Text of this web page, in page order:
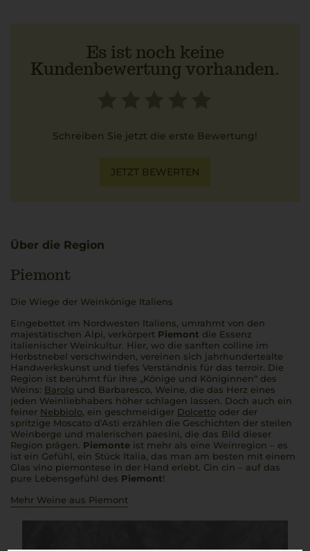
Es ist noch keine
Kundenbewertung vorhanden.
Schreiben Sie jetzt die erste Bewertung!
JETZT BEWERTEN
Über die Region
Piemont
Die Wiege der Weinkönige Italiens
Eingebettet im Nordwesten Italiens, umrahmt von den
majestätischen Alpi, verkörpert Piemont die Essenz
italienischer Weinkultur. Hier, wo die sanften colline im
Herbstnebel verschwinden, vereinen sich jahrhundertealte
Handwerkskunst und tiefes Verständnis für das terroir. Die
Region ist berühmt für ihre „Könige und Königinnen“ des
Weins: Barolo und Barbaresco, Weine, die das Herz eines
jeden Weinliebhabers höher schlagen lassen. Doch auch ein
feiner Nebbiolo, ein geschmeidiger Dolcetto oder der
spritzige Moscato d'Asti erzählen die Geschichten der steilen
Weinberge und malerischen paesini, die das Bild dieser
Region prägen. Piemonte ist mehr als eine Weinregion – es
ist ein Gefühl, ein Stück Italia, das man am besten mit einem
Glas vino piemontese in der Hand erlebt. Cin cin – auf das
pure Lebensgefühl des Piemont!
Mehr Weine aus Piemont